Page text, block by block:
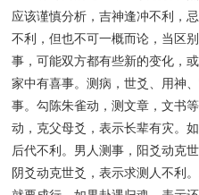
应该谨慎分析，吉神逢冲不利，
不利，但也不可一概而论，当区
事，可能双方都有些新的变化，
家中有喜事。测病，世爻、用神
事。勾陈朱雀动，测文章，文书
动，克父母爻，表示长辈有灾。
后代不利。男人测事，阳爻动克
阴爻动克世爻，表示求测人不利